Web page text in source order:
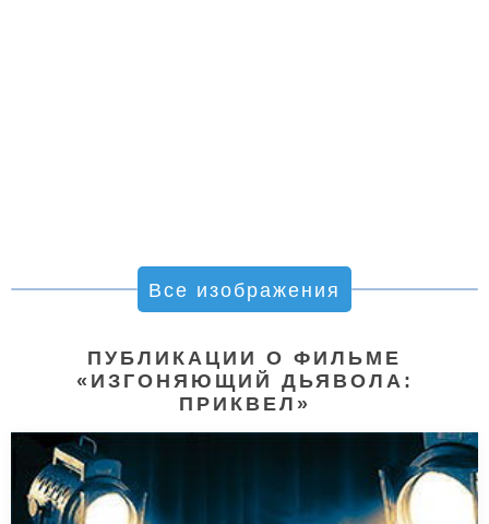
Все изображения
ПУБЛИКАЦИИ О ФИЛЬМЕ
«ИЗГОНЯЮЩИЙ ДЬЯВОЛА:
ПРИКВЕЛ»